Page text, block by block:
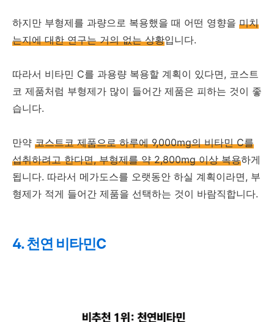
하지만 부형제를 과량으로 복용했을 때 어떤 영향을 미치
는지에 대한 연구는 거의 없는 상황입니다.
따라서 비타민 C를 과용량 복용할 계획이 있다면, 코스트
코 제품처럼 부형제가 많이 들어간 제품은 피하는 것이 좋
습니다.
만약 코스트코 제품으로 하루에 9,000mg의 비타민 C를
섭취하려고 한다면, 부형제를 약 2,800mg 이상 복용하게
됩니다. 따라서 메가도스를 오랫동안 하실 계획이라면, 부
형제가 적게 들어간 제품을 선택하는 것이 바람직합니다.
4. 천연 비타민C